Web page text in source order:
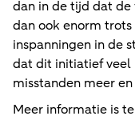
dan in de tijd dat
dan ook enorm
inspanningen in de
dat dit initiatief veel
misstanden meer
Meer informatie is